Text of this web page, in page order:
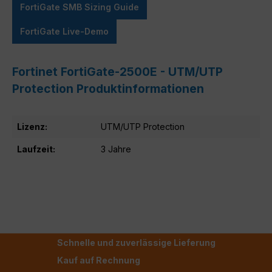
FortiGate SMB Sizing Guide
FortiGate Live-Demo
Fortinet FortiGate-2500E - UTM/UTP
Protection Produktinformationen
Lizenz: UTM/UTP Protection
Laufzeit: 3 Jahre
Schnelle und zuverlässige Lieferung
Kauf auf Rechnung